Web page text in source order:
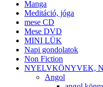
Manga
Meditáció, jóga
mese CD
Mese DVD
MINI LÜK
Napi gondolatok
Non Fiction
NYELVKÖNYVEK,
Angol